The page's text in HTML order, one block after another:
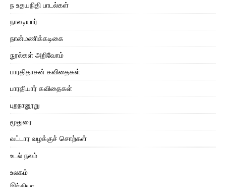
ந உதயநிதி பாடல்கள்
நாலடியார்
நான்மணிக்கடிகை
நூல்கள் அறிவோம்
பாரதிதாசன் கவிதைகள்
பாரதியார் கவிதைகள்
புறநானூறு
மூதுரை
வட்டார வழக்குச் சொற்கள்
உடல் நலம்
உலகம்